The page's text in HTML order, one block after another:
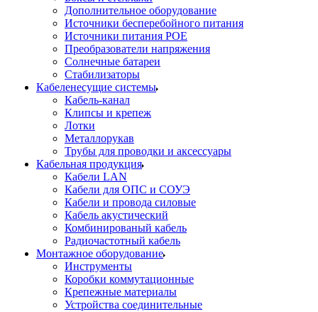
Дополнительное оборудование
Источники бесперебойного питания
Источники питания POE
Преобразователи напряжения
Солнечные батареи
Стабилизаторы
Кабеленесущие системы
Кабель-канал
Клипсы и крепеж
Лотки
Металлорукав
Трубы для проводки и аксессуары
Кабельная продукция
Кабели LAN
Кабели для ОПС и СОУЭ
Кабели и провода силовые
Кабель акустический
Комбинированый кабель
Радиочастотный кабель
Монтажное оборудование
Инструменты
Коробки коммутационные
Крепежные материалы
Устройства соединительные